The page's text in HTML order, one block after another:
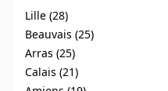
Lille (28)
Beauvais (25)
Arras (25)
Calais (21)